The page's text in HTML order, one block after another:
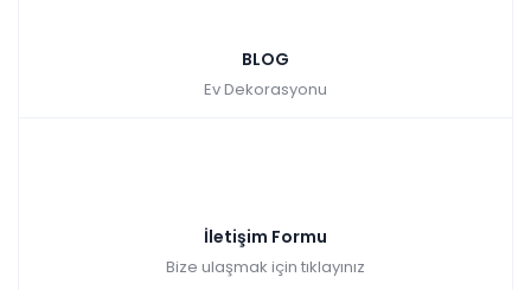
BLOG
Ev Dekorasyonu
İletişim Formu
Bize ulaşmak için tıklayınız